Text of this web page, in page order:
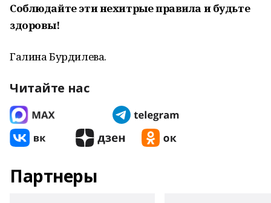
Соблюдайте эти нехитрые правила и будьте
здоровы!
Галина Бурдилева.
Читайте нас
Партнеры